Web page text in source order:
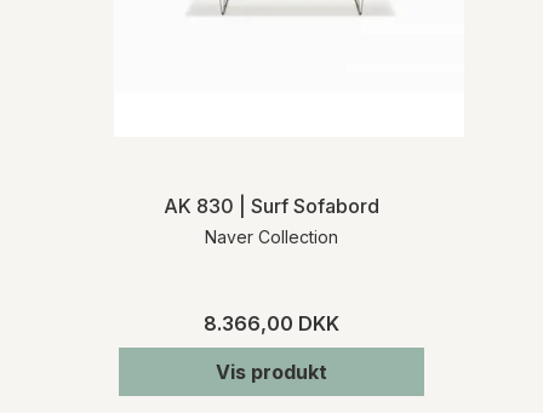
AK 830 | Surf Sofabord
Naver Collection
8.366,00 DKK
Vis produkt